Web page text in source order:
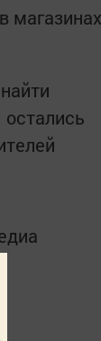
магазинах